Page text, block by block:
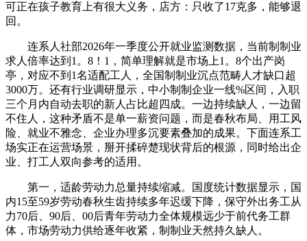
可正在孩子教育上有很大义务，店方：只收了17克多，能够退
回。
连系人社部2026年一季度公开就业监测数据，当前制制业
求人倍率达到1。8！1，简单理解就是市场上1。8个出产岗
亭，对应不到1名适配工人，全国制制业沉点范畴人才缺口超
3000万。还有行业调研显示，中小制制企业一线%区间，入职
三个月内自动去职的新人占比超四成。一边持续缺人，一边留
不住人，这种矛盾不是单一薪资问题，而是春秋布局、用工风
险、就业不雅念、企业办理多沉要素叠加的成果。下面连系工
场实正在运营场景，掰开揉碎楚现状背后的根源，同时给出企
业、打工人双向参考的适用。
第一，适龄劳动力总量持续缩减。国度统计数据显示，国
内15至59岁劳动春秋生齿持续多年迟缓下降，保守外出务工从
力70后、90后、00后青年劳动力全体规模远少于前代务工群
体，市场劳动力供给逐年收紧，制制业天然持久缺人。